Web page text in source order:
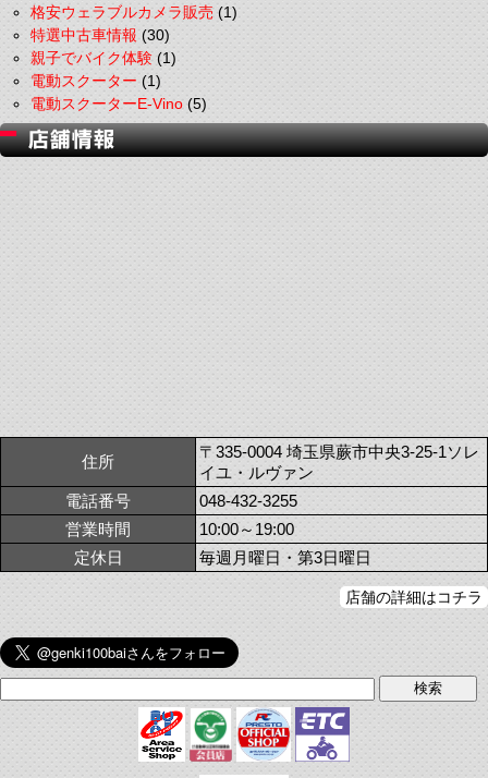
格安ウェラブルカメラ販売(1)
特選中古車情報(30)
親子でバイク体験(1)
電動スクーター(1)
電動スクーターE-Vino(5)
住所
〒335-0004 埼玉県蕨市中央3-25-1ソレ
イユ・ルヴァン
電話番号
048-432-3255
営業時間
10:00～19:00
定休日
毎週月曜日・第3日曜日
店舗の詳細はコチラ